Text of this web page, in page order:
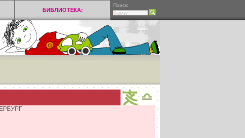
БИБЛИОТЕКА:
Поиск: